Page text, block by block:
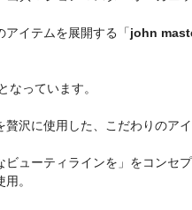
アイテムを展開する「john
なっています。
沢に使用した、こだわりのア
ビューティラインを」をコン
。